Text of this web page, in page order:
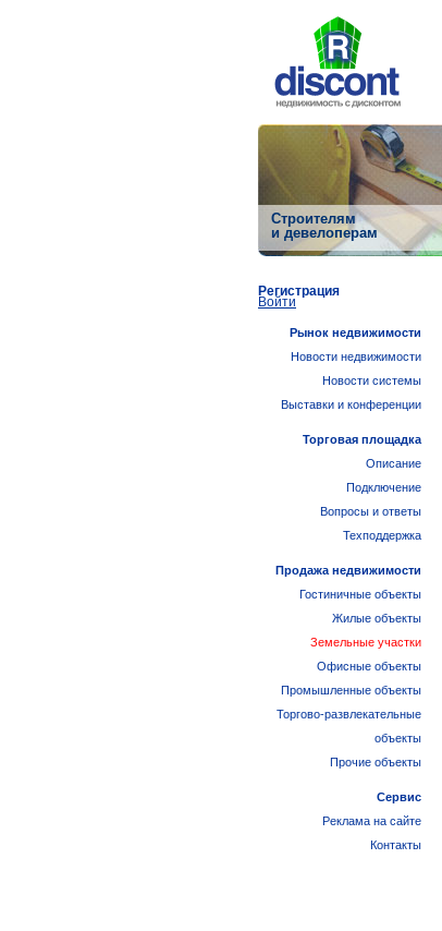
Строителям
и девелоперам
Регистрация
Войти
Рынок недвижимости
Новости недвижимости
Новости системы
Выставки и конференции
Торговая площадка
Описание
Подключение
Вопросы и ответы
Техподдержка
Продажа недвижимости
Гостиничные объекты
Жилые объекты
Земельные участки
Офисные объекты
Промышленные объекты
Торгово-развлекательные
объекты
Прочие объекты
Сервис
Реклама на сайте
Контакты